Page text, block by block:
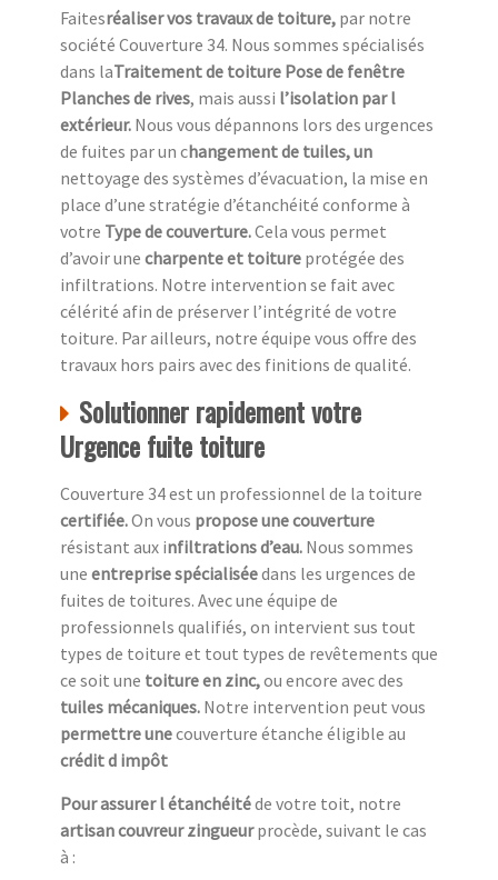
Faitesréaliser vos travaux de toiture, par notre
société Couverture 34. Nous sommes spécialisés
dans laTraitement de toiture Pose de fenêtre
Planches de rives, mais aussi l’isolation par l
extérieur. Nous vous dépannons lors des urgences
de fuites par un changement de tuiles, un
nettoyage des systèmes d’évacuation, la mise en
place d’une stratégie d’étanchéité conforme à
votre Type de couverture.Cela vous permet
d’avoir une charpente et toiture protégée des
infiltrations. Notre intervention se fait avec
célérité afin de préserver l’intégrité de votre
toiture. Par ailleurs, notre équipe vous offre des
travaux hors pairs avec des finitions de qualité.
Solutionner rapidement votre
Urgence fuite toiture
Couverture 34 est un professionnel de la toiture
certifiée.On vous propose une couverture
résistant aux infiltrations d’eau. Nous sommes
une entreprise spécialiséedans les urgences de
fuites de toitures. Avec une équipe de
professionnels qualifiés, on intervient sus tout
types de toiture et tout types de revêtements que
ce soit une toiture en zinc,ou encore avec des
tuiles mécaniques. Notre intervention peut vous
permettre unecouverture étanche éligible au
crédit d impôt
Pour assurer l étanchéitéde votre toit, notre
artisan couvreur zingueurprocède, suivant le cas
à :